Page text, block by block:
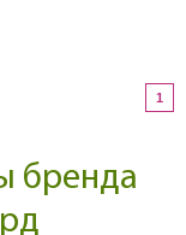
1
бренда